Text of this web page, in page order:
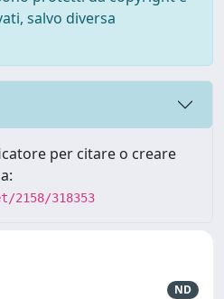
salvo diversa
per citare o creare
318353
ND